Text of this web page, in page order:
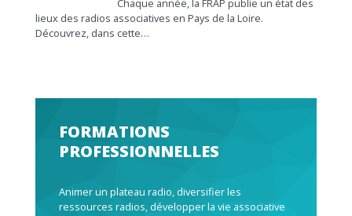
Chaque année, la FRAP publie un état des
lieux des radios associatives en Pays de la Loire.
Découvrez, dans cette…
FORMATIONS
PROFESSIONNELLES
Animer un plateau radio, diversifier les
ressources radios, développer la vie associative